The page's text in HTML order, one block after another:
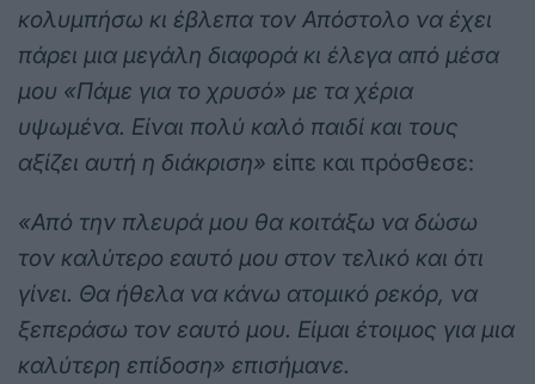
κολυμπήσω κι έβλεπα τον Απόστολο να έχει
πάρει μια μεγάλη διαφορά κι έλεγα από μέσα
μου «Πάμε για το χρυσό» με τα χέρια
υψωμένα. Είναι πολύ καλό παιδί και τους
αξίζει αυτή η διάκριση» είπε και πρόσθεσε:
«Από την πλευρά μου θα κοιτάξω να δώσω
τον καλύτερο εαυτό μου στον τελικό και ότι
γίνει. Θα ήθελα να κάνω ατομικό ρεκόρ, να
ξεπεράσω τον εαυτό μου. Είμαι έτοιμος για μια
καλύτερη επίδοση» επισήμανε.